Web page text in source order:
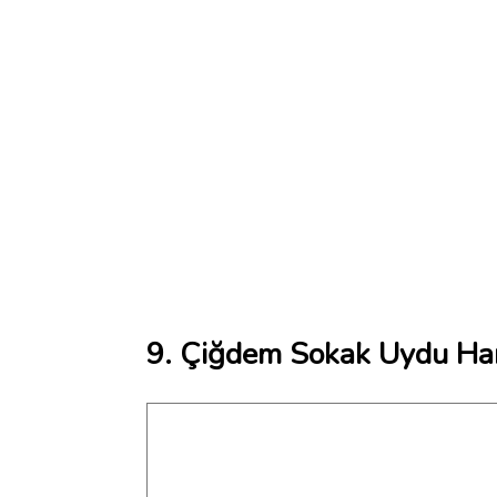
9. Çiğdem Sokak Uydu